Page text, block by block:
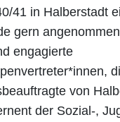
41 in Halberstadt
gern
engagierte
von
der Sozial-,